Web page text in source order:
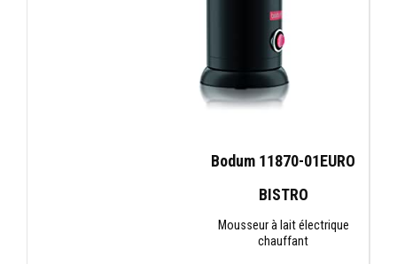
Bodum 11870-01EURO
BISTRO
Mousseur à lait électrique
chauffant